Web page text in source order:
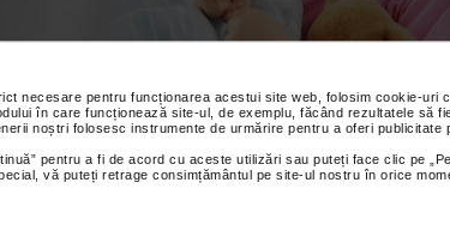
necesare pentru funcționarea acestui site web, folosim cookie-uri
în care funcționează site-ul, de exemplu, făcând rezultatele să
noștri folosesc instrumente de urmărire pentru a oferi publicitate
pentru a fi de acord cu aceste utilizări sau puteți face clic pe
vă puteți retrage consimțământul pe site-ul nostru în orice